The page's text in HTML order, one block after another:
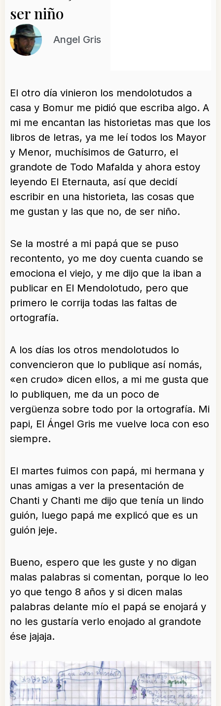
ser niño
Angel Gris
El otro día vinieron los mendolotudos a
casa y Bomur me pidió que escriba algo. A
mi me encantan las historietas mas que los
libros de letras, ya me leí todos los Mayor
y Menor, muchísimos de Gaturro, el
grandote de Todo Mafalda y ahora estoy
leyendo El Eternauta, así que decidí
escribir en una historieta, las cosas que
me gustan y las que no, de ser niño.
Se la mostré a mi papá que se puso
recontento, yo me doy cuenta cuando se
emociona el viejo, y me dijo que la iban a
publicar en El Mendolotudo, pero que
primero le corrija todas las faltas de
ortografía.
A los días los otros mendolotudos lo
convencieron que lo publique así nomás,
«en crudo» dicen ellos, a mi me gusta que
lo publiquen, me da un poco de
vergüenza sobre todo por la ortografía. Mi
papi, El Ángel Gris me vuelve loca con eso
siempre.
El martes fuimos con papá, mi hermana y
unas amigas a ver la presentación de
Chanti y Chanti me dijo que tenía un lindo
guión, luego papá me explicó que es un
guión jeje.
Bueno, espero que les guste y no digan
malas palabras si comentan, porque lo leo
yo que tengo 8 años y si dicen malas
palabras delante mío el papá se enojará y
no les gustaría verlo enojado al grandote
ése jajaja.